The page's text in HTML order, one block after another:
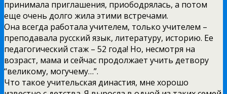
принимала приглашения, приободрялась, а потом
еще очень долго жила этими встречами.
Она всегда работала учителем, только учителем –
преподавала русский язык, литературу, историю. Ее
педагогический стаж – 52 года! Но, несмотря на
возраст, мама и сейчас продолжает учить детвору
“великому, могучему…”.
Что такое учительская династия, мне хорошо